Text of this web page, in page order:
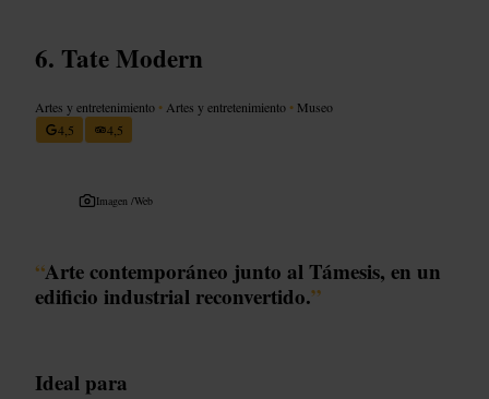
Tate Modern
Artes y entretenimiento • Artes y entretenimiento • Museo
4,5
4,5
Imagen /Web
“Arte contemporáneo junto al Támesis, en un
edificio industrial reconvertido.”
Ideal para